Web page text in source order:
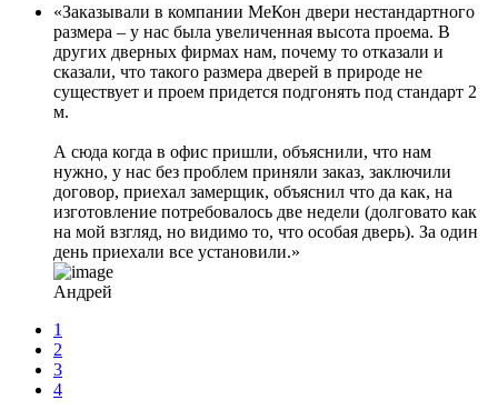
Заказывали в компании МеКон двери нестандартного
размера – у нас была увеличенная высота проема. В
других дверных фирмах нам, почему то отказали и
сказали, что такого размера дверей в природе не
существует и проем придется подгонять под стандарт 2
м.
А сюда когда в офис пришли, объяснили, что нам
нужно, у нас без проблем приняли заказ, заключили
договор, приехал замерщик, объяснил что да как, на
изготовление потребовалось две недели (долговато как
на мой взгляд, но видимо то, что особая дверь). За один
день приехали все установили.
Андрей
1
2
3
4